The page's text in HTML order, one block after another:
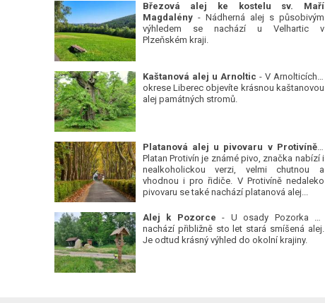
Březová alej ke kostelu sv. Maří
Magdalény- Nádherná alej s působivým
výhledem se nachází u Velhartic v
Plzeňském kraji.
Kaštanová alej u Arnoltic - V Arnolticích v
okrese Liberec objevíte krásnou kaštanovou
alej památných stromů.
Platanová alej u pivovaru v Protivíně
-
Platan Protivín je známé pivo, značka nabízí i
nealkoholickou verzi, velmi chutnou a
vhodnou i pro řidiče. V Protivíně nedaleko
pivovaru se také nachází platanová alej...
Alej k Pozorce - U osady Pozorka se
nachází přibližně sto let stará smíšená alej.
Je odtud krásný výhled do okolní krajiny.